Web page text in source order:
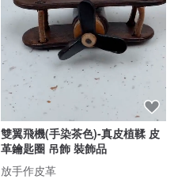
雙翼飛機(手染茶色)-真皮植鞣 皮
革鑰匙圈 吊飾 裝飾品
放手作皮革